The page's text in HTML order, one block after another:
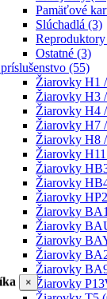
Pamäťové
Slúchadlá (3)
Reproduktory
Ostatné (3)
(55)
Žiarovky H1
Žiarovky H3
Žiarovky H4
Žiarovky H7
Žiarovky H8 /
Žiarovky
Žiarovky
Žiarovky
Žiarovky
Žiarovky
Žiarovky
Žiarovky
Žiarovky
Žiarovky
Žiarovky
×